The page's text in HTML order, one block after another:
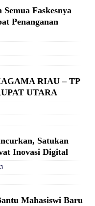
Faskesnya
Penanganan
RIAU – TP
UTARA
Satukan
Inovasi Digital
Mahasiswi Baru